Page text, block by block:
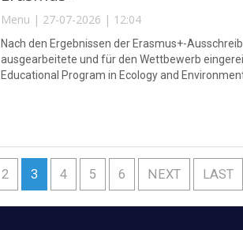
Menu | 27-07-2026 | 12:04
Nach den Ergebnissen der Erasmus+-
ausgearbeitete und für den Wettbewerb
Educational Program in Ecology and
2 3 4 5 6 NEXT LAST